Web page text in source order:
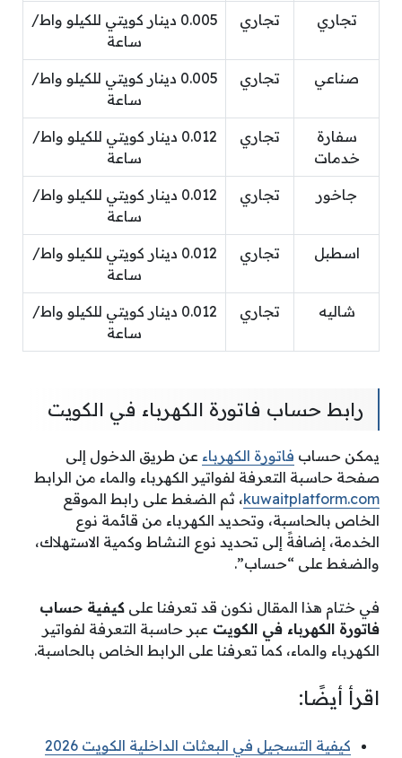
تجاري تجاري
0.005 دينار كويتي للكيلو واط/
ساعة
صناعي تجاري
0.005 دينار كويتي للكيلو واط/
ساعة
سفارة
خدمات
تجاري
0.012 دينار كويتي للكيلو واط/
ساعة
جاخور تجاري
0.012 دينار كويتي للكيلو واط/
ساعة
اسطبل تجاري
0.012 دينار كويتي للكيلو واط/
ساعة
شاليه تجاري
0.012 دينار كويتي للكيلو واط/
ساعة
رابط حساب فاتورة الكهرباء في الكويت
يمكن حساب فاتورة الكهرباء عن طريق الدخول إلى
صفحة حاسبة التعرفة لفواتير الكهرباء والماء من الرابط
kuwaitplatform.com، ثم الضغط على رابط الموقع
الخاص بالحاسبة، وتحديد الكهرباء من قائمة نوع
الخدمة، إضافةً إلى تحديد نوع النشاط وكمية الاستهلاك،
والضغط على “حساب”.
في ختام هذا المقال نكون قد تعرفنا على كيفية حساب
فاتورة الكهرباء في الكويت عبر حاسبة التعرفة لفواتير
الكهرباء والماء، كما تعرفنا على الرابط الخاص بالحاسبة.
اقرأ أيضًا:
كيفية التسجيل في البعثات الداخلية الكويت 2026